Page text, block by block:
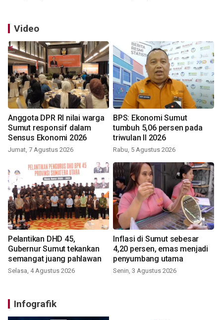
Video
Anggota DPR RI nilai warga
Sumut responsif dalam
Sensus Ekonomi 2026
Jumat, 7 Agustus 2026
BPS: Ekonomi Sumut
tumbuh 5,06 persen pada
triwulan II 2026
Rabu, 5 Agustus 2026
Pelantikan DHD 45,
Gubernur Sumut tekankan
semangat juang pahlawan
Selasa, 4 Agustus 2026
Inflasi di Sumut sebesar
4,20 persen, emas menjadi
penyumbang utama
Senin, 3 Agustus 2026
Infografik